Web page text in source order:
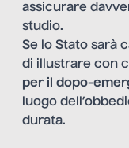
assicurare
studio.
Se lo Stato sarà
di illustrare con
per il dopo-
luogo
durata.